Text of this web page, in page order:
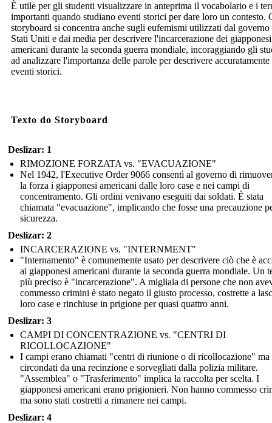
È utile per gli studenti visualizzare in anteprima il vocabolario e i
importanti quando studiano eventi storici per dare loro un contesto.
storyboard si concentra anche sugli eufemismi utilizzati dal
Stati Uniti e dai media per descrivere l'incarcerazione dei giapponesi
americani durante la seconda guerra mondiale, incoraggiando gli
ad analizzare l'importanza delle parole per descrivere
eventi storici.
Texto do Storyboard
Deslizar: 1
RIMOZIONE FORZATA vs. "EVACUAZIONE"
Nel 1942, l'Executive Order 9066 consentì al governo di
la forza i giapponesi americani dalle loro case e nei campi di
concentramento. Gli ordini venivano eseguiti dai soldati. È stata
chiamata "evacuazione", implicando che fosse una precauzione
sicurezza.
Deslizar: 2
INCARCERAZIONE vs. "INTERNMENT"
"Internamento" è comunemente usato per descrivere ciò che è
ai giapponesi americani durante la seconda guerra mondiale. Un
più preciso è "incarcerazione". A migliaia di persone che non
commesso crimini è stato negato il giusto processo, costrette a
loro case e rinchiuse in prigione per quasi quattro anni.
Deslizar: 3
CAMPI DI CONCENTRAZIONE vs. "CENTRI DI
RICOLLOCAZIONE"
I campi erano chiamati "centri di riunione o di ricollocazione" ma
circondati da una recinzione e sorvegliati dalla polizia militare.
"Assemblea" o "Trasferimento" implica la raccolta per scelta. I
giapponesi americani erano prigionieri. Non hanno commesso
ma sono stati costretti a rimanere nei campi.
Deslizar: 4